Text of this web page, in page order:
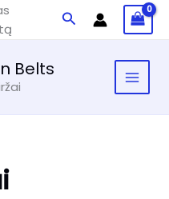
Paieška
Belts